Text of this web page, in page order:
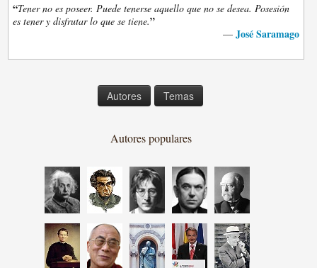
“Tener no es poseer. Puede tenerse aquello que no se desea. Posesión
es tener y disfrutar lo que se tiene.”
— José Saramago
Autores Temas
Autores populares